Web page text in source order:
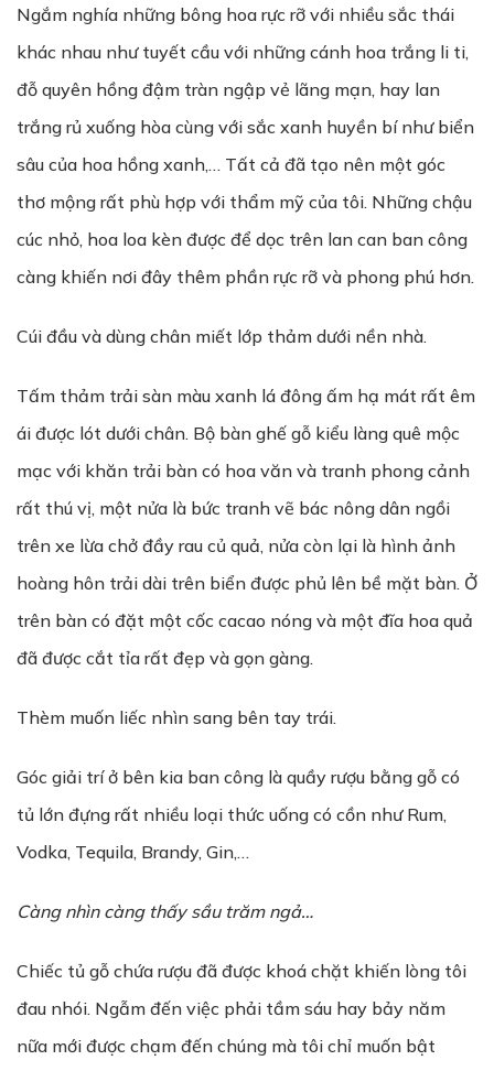
Ngắm nghía những bông hoa rực rỡ với nhiều sắc thái
khác nhau như tuyết cầu với những cánh hoa trắng li ti,
đỗ quyên hồng đậm tràn ngập vẻ lãng mạn, hay lan
trắng rủ xuống hòa cùng với sắc xanh huyền bí như biển
sâu của hoa hồng xanh,… Tất cả đã tạo nên một góc
thơ mộng rất phù hợp với thẩm mỹ của tôi. Những chậu
cúc nhỏ, hoa loa kèn được để dọc trên lan can ban công
càng khiến nơi đây thêm phần rực rỡ và phong phú hơn.
Cúi đầu và dùng chân miết lớp thảm dưới nền nhà.
Tấm thảm trải sàn màu xanh lá đông ấm hạ mát rất êm
ái được lót dưới chân. Bộ bàn ghế gỗ kiểu làng quê mộc
mạc với khăn trải bàn có hoa văn và tranh phong cảnh
rất thú vị, một nửa là bức tranh vẽ bác nông dân ngồi
trên xe lừa chở đầy rau củ quả, nửa còn lại là hình ảnh
hoàng hôn trải dài trên biển được phủ lên bề mặt bàn. Ở
trên bàn có đặt một cốc cacao nóng và một đĩa hoa quả
đã được cắt tỉa rất đẹp và gọn gàng.
Thèm muốn liếc nhìn sang bên tay trái.
Góc giải trí ở bên kia ban công là quầy rượu bằng gỗ có
tủ lớn đựng rất nhiều loại thức uống có cồn như Rum,
Vodka, Tequila, Brandy, Gin,…
Càng nhìn càng thấy sầu trăm ngả…
Chiếc tủ gỗ chứa rượu đã được khoá chặt khiến lòng tôi
đau nhói. Ngẫm đến việc phải tầm sáu hay bảy năm
nữa mới được chạm đến chúng mà tôi chỉ muốn bật